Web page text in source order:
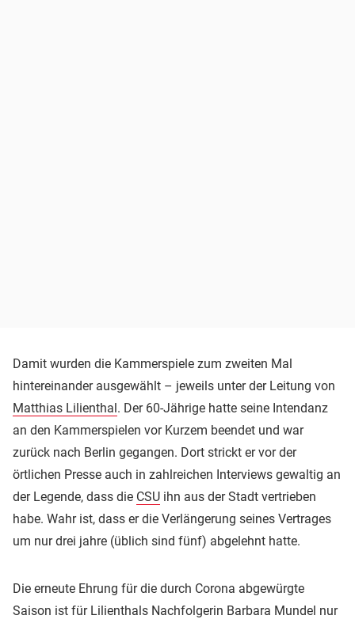
Damit wurden die Kammerspiele zum zweiten Mal
hintereinander ausgewählt – jeweils unter der Leitung von
Matthias Lilienthal. Der 60-Jährige hatte seine Intendanz
an den Kammerspielen vor Kurzem beendet und war
zurück nach Berlin gegangen. Dort strickt er vor der
örtlichen Presse auch in zahlreichen Interviews gewaltig an
der Legende, dass die CSU ihn aus der Stadt vertrieben
habe. Wahr ist, dass er die Verlängerung seines Vertrages
um nur drei jahre (üblich sind fünf) abgelehnt hatte.
Die erneute Ehrung für die durch Corona abgewürgte
Saison ist für Lilienthals Nachfolgerin Barbara Mundel nur